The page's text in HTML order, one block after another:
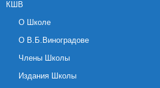
КШВ
О Школе
О В.Б.Виноградове
Члены Школы
Издания Школы